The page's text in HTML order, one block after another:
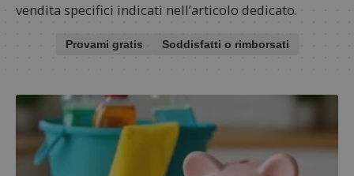
vendita specifici indicati nell’articolo dedicato.
Provami gratis Soddisfatti o rimborsati